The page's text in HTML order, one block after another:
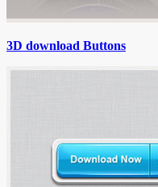
3D download Buttons